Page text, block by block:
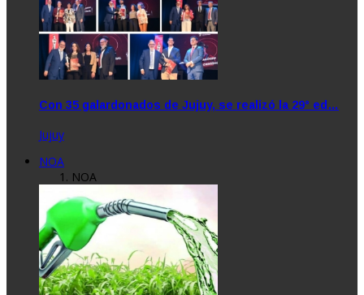
Con 35 galardonados de Jujuy, se realizó la 29° ed…
Jujuy
NOA
NOA